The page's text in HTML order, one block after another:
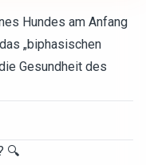
Hundes am Anfang
„biphasischen
Gesundheit des
🔍